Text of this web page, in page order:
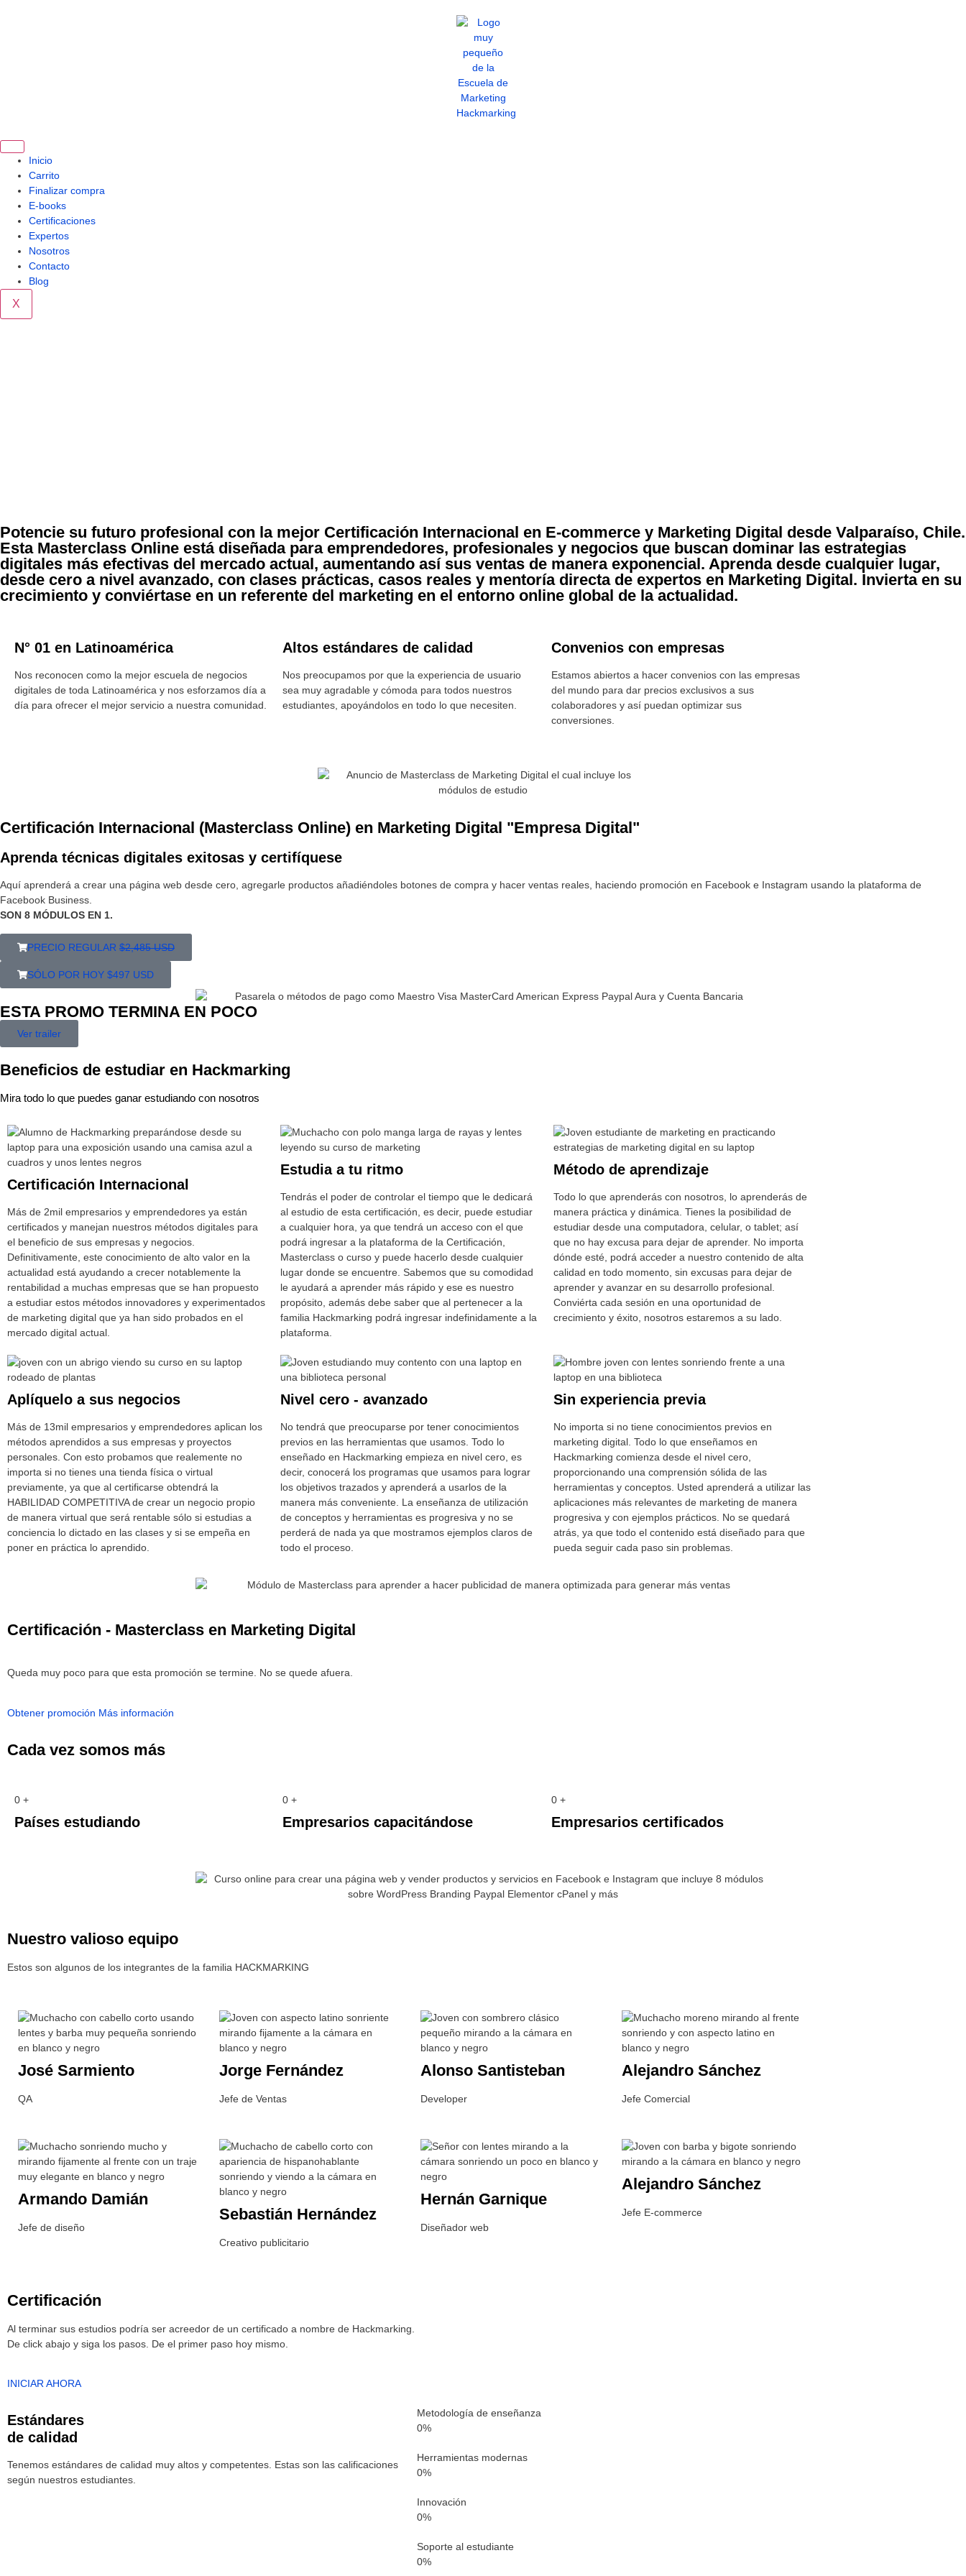
Inicio
Carrito
Finalizar compra
E-books
Certificaciones
Expertos
Nosotros
Contacto
Blog
X
Potencie su futuro profesional con la mejor Certificación Internacional en E-commerce y Marketing Digital desde Valparaíso, Chile.
Esta Masterclass Online está diseñada para emprendedores, profesionales y negocios que buscan dominar las estrategias
digitales más efectivas del mercado actual, aumentando así sus ventas de manera exponencial. Aprenda desde cualquier lugar,
desde cero a nivel avanzado, con clases prácticas, casos reales y mentoría directa de expertos en Marketing Digital. Invierta en su
crecimiento y conviértase en un referente del marketing en el entorno online global de la actualidad.
N° 01 en Latinoamérica
Nos reconocen como la mejor escuela de negocios
digitales de toda Latinoamérica y nos esforzamos día a
día para ofrecer el mejor servicio a nuestra comunidad.
Altos estándares de calidad
Nos preocupamos por que la experiencia de usuario
sea muy agradable y cómoda para todos nuestros
estudiantes, apoyándolos en todo lo que necesiten.
Convenios con empresas
Estamos abiertos a hacer convenios con las empresas
del mundo para dar precios exclusivos a sus
colaboradores y así puedan optimizar sus
conversiones.
Certificación Internacional (Masterclass Online) en Marketing Digital "Empresa Digital"
Aprenda técnicas digitales exitosas y certifíquese
Aquí aprenderá a crear una página web desde cero, agregarle productos añadiéndoles botones de compra y hacer ventas reales, haciendo promoción en Facebook e Instagram usando la plataforma de
Facebook Business.
SON 8 MÓDULOS EN 1.
PRECIO REGULAR $2,485 USD
SÓLO POR HOY $497 USD
ESTA PROMO TERMINA EN POCO
Ver trailer
Beneficios de estudiar en Hackmarking
Mira todo lo que puedes ganar estudiando con nosotros
Certificación Internacional
Más de 2mil empresarios y emprendedores ya están
certificados y manejan nuestros métodos digitales para
el beneficio de sus empresas y negocios.
Definitivamente, este conocimiento de alto valor en la
actualidad está ayudando a crecer notablemente la
rentabilidad a muchas empresas que se han propuesto
a estudiar estos métodos innovadores y experimentados
de marketing digital que ya han sido probados en el
mercado digital actual.
Estudia a tu ritmo
Tendrás el poder de controlar el tiempo que le dedicará
al estudio de esta certificación, es decir, puede estudiar
a cualquier hora, ya que tendrá un acceso con el que
podrá ingresar a la plataforma de la Certificación,
Masterclass o curso y puede hacerlo desde cualquier
lugar donde se encuentre. Sabemos que su comodidad
le ayudará a aprender más rápido y ese es nuestro
propósito, además debe saber que al pertenecer a la
familia Hackmarking podrá ingresar indefinidamente a la
plataforma.
Método de aprendizaje
Todo lo que aprenderás con nosotros, lo aprenderás de
manera práctica y dinámica. Tienes la posibilidad de
estudiar desde una computadora, celular, o tablet; así
que no hay excusa para dejar de aprender. No importa
dónde esté, podrá acceder a nuestro contenido de alta
calidad en todo momento, sin excusas para dejar de
aprender y avanzar en su desarrollo profesional.
Conviérta cada sesión en una oportunidad de
crecimiento y éxito, nosotros estaremos a su lado.
Aplíquelo a sus negocios
Más de 13mil empresarios y emprendedores aplican los
métodos aprendidos a sus empresas y proyectos
personales. Con esto probamos que realemente no
importa si no tienes una tienda física o virtual
previamente, ya que al certificarse obtendrá la
HABILIDAD COMPETITIVA de crear un negocio propio
de manera virtual que será rentable sólo si estudias a
conciencia lo dictado en las clases y si se empeña en
poner en práctica lo aprendido.
Nivel cero - avanzado
No tendrá que preocuparse por tener conocimientos
previos en las herramientas que usamos. Todo lo
enseñado en Hackmarking empieza en nivel cero, es
decir, conocerá los programas que usamos para lograr
los objetivos trazados y aprenderá a usarlos de la
manera más conveniente. La enseñanza de utilización
de conceptos y herramientas es progresiva y no se
perderá de nada ya que mostramos ejemplos claros de
todo el proceso.
Sin experiencia previa
No importa si no tiene conocimientos previos en
marketing digital. Todo lo que enseñamos en
Hackmarking comienza desde el nivel cero,
proporcionando una comprensión sólida de las
herramientas y conceptos. Usted aprenderá a utilizar las
aplicaciones más relevantes de marketing de manera
progresiva y con ejemplos prácticos. No se quedará
atrás, ya que todo el contenido está diseñado para que
pueda seguir cada paso sin problemas.
Certificación - Masterclass en Marketing Digital
Queda muy poco para que esta promoción se termine. No se quede afuera.
Obtener promoción Más información
Cada vez somos más
0 +
Países estudiando
0 +
Empresarios capacitándose
0 +
Empresarios certificados
Nuestro valioso equipo
Estos son algunos de los integrantes de la familia HACKMARKING
José Sarmiento
QA
Jorge Fernández
Jefe de Ventas
Alonso Santisteban
Developer
Alejandro Sánchez
Jefe Comercial
Armando Damián
Jefe de diseño
Sebastián Hernández
Creativo publicitario
Hernán Garnique
Diseñador web
Alejandro Sánchez
Jefe E-commerce
Certificación
Al terminar sus estudios podría ser acreedor de un certificado a nombre de Hackmarking.
De click abajo y siga los pasos. De el primer paso hoy mismo.
INICIAR AHORA
Estándares
de calidad
Tenemos estándares de calidad muy altos y competentes. Estas son las calificaciones
según nuestros estudiantes.
Metodología de enseñanza
0%
Herramientas modernas
0%
Innovación
0%
Soporte al estudiante
0%